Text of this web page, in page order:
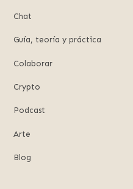
Chat
Guía, teoría y práctica
Colaborar
Crypto
Podcast
Arte
Blog